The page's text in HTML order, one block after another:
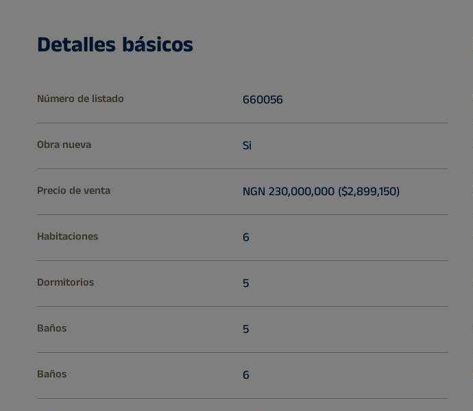
Detalles básicos
Número de listado 660056
Obra nueva Si
Precio de venta NGN 230,000,000 ($2,899,150)
Habitaciones 6
Dormitorios 5
Baños 5
Baños 6